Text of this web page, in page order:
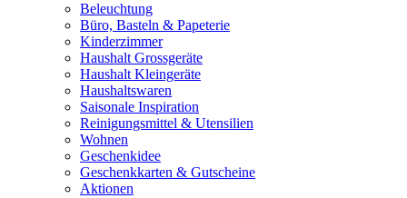
Beleuchtung
Büro, Basteln & Papeterie
Kinderzimmer
Haushalt Grossgeräte
Haushalt Kleingeräte
Haushaltswaren
Saisonale Inspiration
Reinigungsmittel & Utensilien
Wohnen
Geschenkidee
Geschenkkarten & Gutscheine
Aktionen